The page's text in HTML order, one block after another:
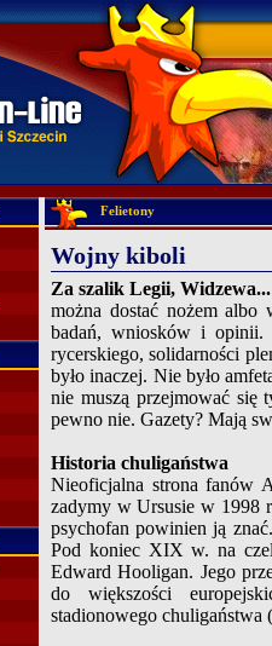
Felietony
Wojny kiboli
Za szalik Legii, Widzewa...
można dostać nożem albo
badań, wniosków i
rycerskiego, solidarności
było inaczej. Nie było
nie muszą przejmować się
pewno nie. Gazety? Mają
Historia chuligaństwa
Nieoficjalna strona fanów
zadymy w Ursusie w 1998
psychofan powinien ją
Pod koniec XIX w. na
Edward Hooligan. Jego
do większości
stadionowego chuligaństwa